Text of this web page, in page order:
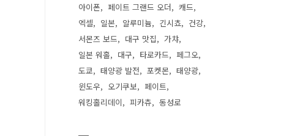
아이폰
페이트 그랜드 오더
캐드
엑셀
일본 알루미늄 긴시쵸
건강
서몬즈 보드
대구 맛집
가챠
일본 워홀
대구 타로카드
페그오
도쿄
태양광 발전 포켓몬
태양광
윈도우
오기쿠보
페이트
워킹홀리데이
피카츄 동성로